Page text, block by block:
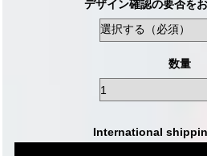
デザイン確認の要否を
数量
International